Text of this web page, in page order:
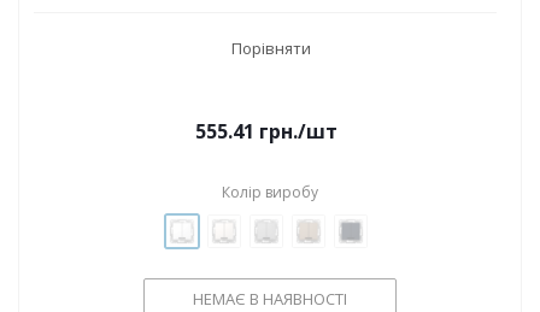
Порівняти
555.41 грн./шт
Колір виробу
НЕМАЄ В НАЯВНОСТІ